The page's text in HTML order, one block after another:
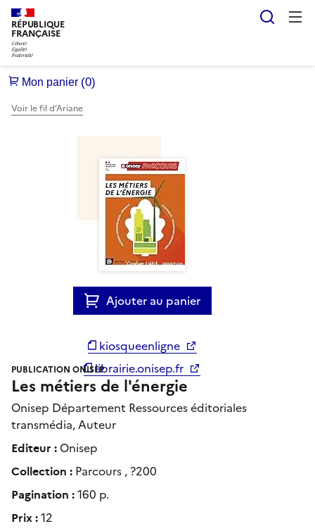
RÉPUBLIQUE
FRANÇAISE
Voir le fil d’Ariane
Ajouter au panier
kiosqueenligne
librairie.onisep.fr
PUBLICATION ONISEP
Les métiers de l'énergie
Onisep Département Ressources éditoriales
transmédia, Auteur
Editeur : Onisep
Collection : Parcours , ?200
Pagination :160 p.
Prix :12